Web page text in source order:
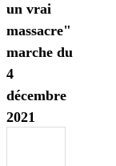
un vrai
massacre"
marche du
4
décembre
2021